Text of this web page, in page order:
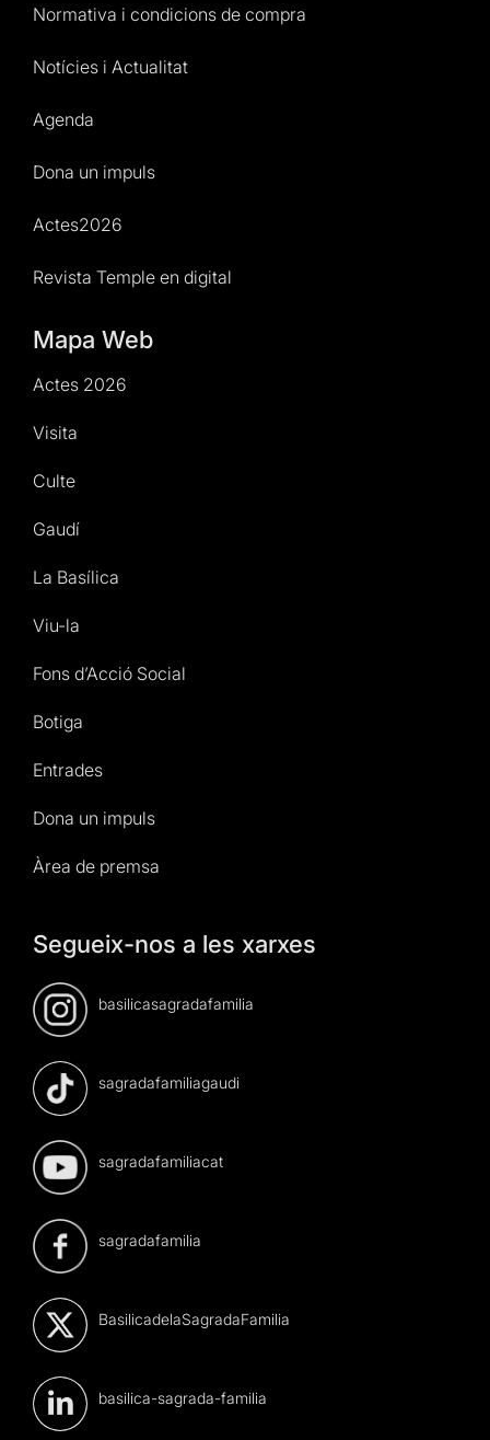
Normativa i condicions de compra
Notícies i Actualitat
Agenda
Dona un impuls
Actes2026
Revista Temple en digital
Mapa Web
Actes 2026
Visita
Culte
Gaudí
La Basílica
Viu-la
Fons d’Acció Social
Botiga
Entrades
Dona un impuls
Àrea de premsa
Segueix-nos a les xarxes
basilicasagradafamilia
sagradafamiliagaudi
sagradafamiliacat
sagradafamilia
BasilicadelaSagradaFamilia
basilica-sagrada-familia